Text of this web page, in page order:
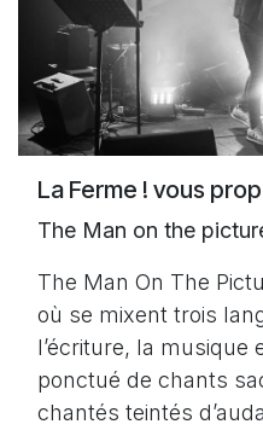
La Ferme ! vous
The Man on the
The Man On The
où se mixent trois
l’écriture, la musique
ponctué de chants
chantés teintés